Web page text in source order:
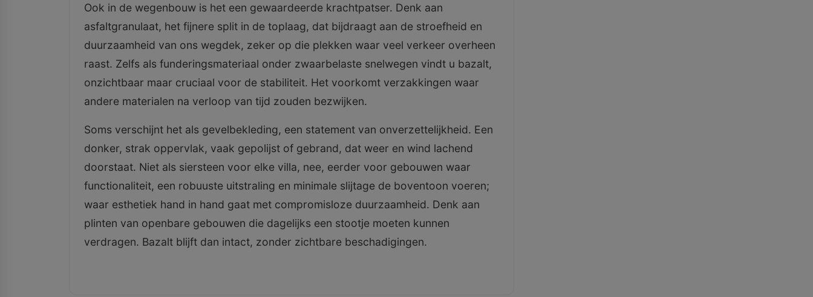
Ook in de wegenbouw is het een gewaardeerde krachtpatser. Denk aan
asfaltgranulaat, het fijnere split in de toplaag, dat bijdraagt aan de stroefheid en
duurzaamheid van ons wegdek, zeker op die plekken waar veel verkeer overheen
raast. Zelfs als funderingsmateriaal onder zwaarbelaste snelwegen vindt u bazalt,
onzichtbaar maar cruciaal voor de stabiliteit. Het voorkomt verzakkingen waar
andere materialen na verloop van tijd zouden bezwijken.
Soms verschijnt het als gevelbekleding, een statement van onverzettelijkheid. Een
donker, strak oppervlak, vaak gepolijst of gebrand, dat weer en wind lachend
doorstaat. Niet als siersteen voor elke villa, nee, eerder voor gebouwen waar
functionaliteit, een robuuste uitstraling en minimale slijtage de boventoon voeren;
waar esthetiek hand in hand gaat met compromisloze duurzaamheid. Denk aan
plinten van openbare gebouwen die dagelijks een stootje moeten kunnen
verdragen. Bazalt blijft dan intact, zonder zichtbare beschadigingen.